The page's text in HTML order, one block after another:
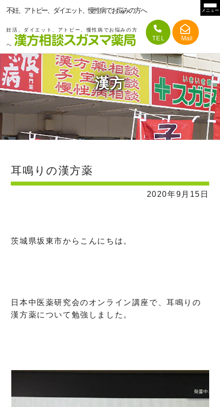
不妊、アトピー、ダイエット、慢性病でお悩みの方へ
妊活、ダイエット、アトピー、慢性病でお悩みの方
へ
メニュー
漢方
耳鳴りの漢方薬
2020年9月15日
茨城県坂東市からこんにちは。
日本中医薬研究会のオンライン講座で、耳鳴りの
漢方薬について勉強しました。